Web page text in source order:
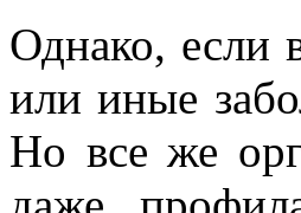
Однако, если
или иные
Но все же